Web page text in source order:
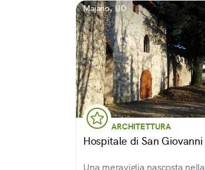
Majano, UD
ARCHITETTURA
Hospitale di San Giovanni
Una meraviglia nascosta nella